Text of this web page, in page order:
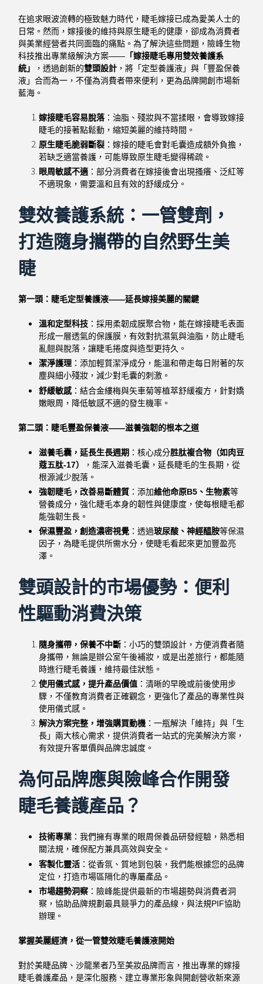
在追求眼波流轉的極致魅力時代，睫毛嫁接已成為愛美人士的
日常。然而，嫁接後的維持與原生睫毛的健康，卻成為消費者
與美業經營者共同面臨的痛點。為了解決這些問題，險峰生物
科技推出專業級解決方案—— 「嫁接睫毛專用雙效養護系
統」
，透過創新的雙頭設計 ，將「定型養護液」與「豐盈保養
液」合而為一，不僅為消費者帶來便利，更為品牌開創市場新
藍海。
嫁接睫毛容易脫落：油脂、殘妝與不當揉眼，會導致嫁接
睫毛的接著點鬆動，縮短美麗的維持時間。
原生睫毛脆弱斷裂 ：嫁接的睫毛會對毛囊造成額外負擔，
若缺乏適當養護，可能導致原生睫毛變得稀疏。
眼周敏感不適 ：部分消費者在嫁接後會出現搔癢、泛紅等
不適現象，需要溫和且有效的舒緩成分。
雙效養護系統：一管雙劑，
打造隨身攜帶的自然野生美
睫
第一頭：睫毛定型養護液——延長嫁接美麗的關鍵
溫和定型科技 ：採用柔韌成膜聚合物，能在嫁接睫毛表面
形成一層透氣的保護膜，有效對抗濕氣與油脂，防止睫毛
亂翹與脫落，讓睫毛捲度與造型更持久。
潔淨護理 ：添加輕質潔淨成分，能溫和帶走每日附著的灰
塵與細小殘妝，減少對毛囊的刺激。
舒緩敏感：結合金縷梅與矢車菊等植萃舒緩複方，針對嬌
嫩眼周，降低敏感不適的發生機率。
第二頭：睫毛豐盈保養液——滋養強韌的根本之道
滋養毛囊，延長生長週期 ：核心成分胜肽複合物（如肉豆
蔻五肽-17）
，能深入滋養毛囊，延長睫毛的生長期，從
根源減少脫落。
強韌睫毛，改善易斷體質 ：添加維他命原B5、生物素等
營養成分，強化睫毛本身的韌性與健康度，使每根睫毛都
能強韌生長。
保濕豐盈，創造濃密視覺 ：透過玻尿酸、神經醯胺等保濕
因子，為睫毛提供所需水分，使睫毛看起來更加豐盈亮
澤。
雙頭設計的市場優勢：便利
性驅動消費決策
隨身攜帶，保養不中斷 ：小巧的雙頭設計，方便消費者隨
身攜帶，無論是辦公室午後補妝，或是出差旅行，都能隨
時進行睫毛養護，維持最佳狀態。
使用儀式感，提升產品價值 ：清晰的早晚或前後使用步
驟，不僅教育消費者正確觀念，更強化了產品的專業性與
使用儀式感。
解決方案完整，增強購買動機 ：一瓶解決「維持」與「生
長」兩大核心需求，提供消費者一站式的完美解決方案，
有效提升客單價與品牌忠誠度。
為何品牌應與險峰合作開發
睫毛養護產品？
技術專業 ：我們擁有專業的眼周保養品研發經驗，熟悉相
關法規，確保配方兼具高效與安全。
客製化靈活 ：從香氛、質地到包裝，我們能根據您的品牌
定位，打造市場區隔化的專屬產品。
市場趨勢洞察 ：險峰能提供最新的市場趨勢與消費者洞
察，協助品牌規劃最具競爭力的產品線，與法規PIF協助
辦理。
掌握美麗經濟，從一管雙效睫毛養護液開始
對於美睫品牌、沙龍業者乃至美妝品牌而言，推出專業的嫁接
睫毛養護產品，是深化服務、建立專業形象與開創營收新來源